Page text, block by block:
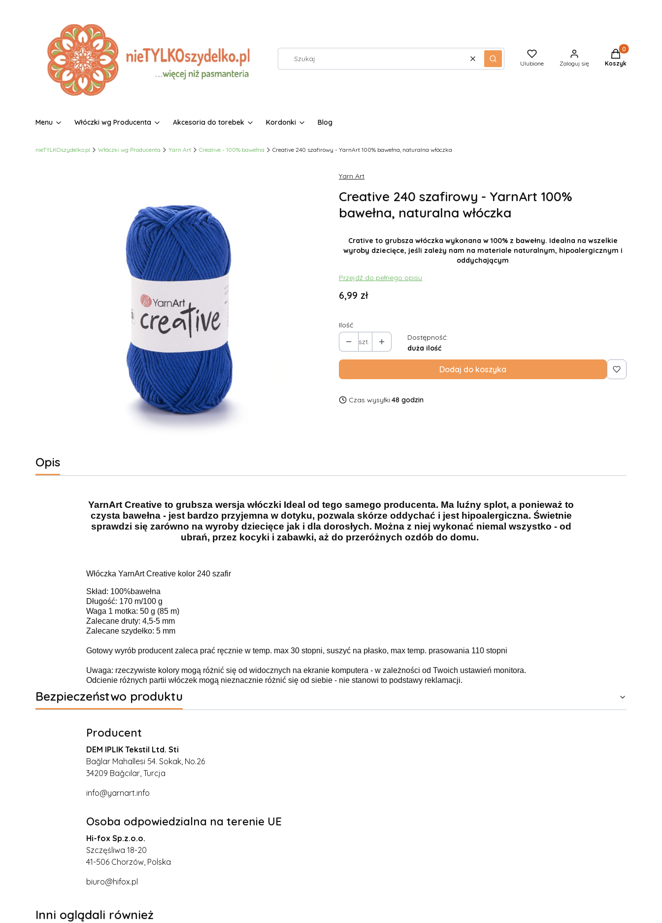
WyczyśćSzukaj Ulubione Zaloguj się
Produkty w
Koszyk
Menu Włóczki wg Producenta Akcesoria do torebek Kordonki Blog
nieTYLKOszydelko.pl Włóczki wg Producenta Yarn Art Creative - 100% bawełna Creative 240 szafirowy - YarnArt 100% bawełna, naturalna włóczka
Yarn Art
Creative 240 szafirowy - YarnArt 100%
bawełna, naturalna włóczka
Crative to grubsza włóczka wykonana w 100% z bawełny. Idealna na wszelkie
wyroby dziecięce, jeśli zależy nam na materiale naturalnym, hipoalergicznym i
oddychającym
Przejdź do pełnego opisu
Cena
6,99 zł
Ilość
szt.
Dostępność:
duża ilość
Dodaj do koszyka
Czas wysyłki:48 godzin
Opis
YarnArt Creative to grubsza wersja włóczki Ideal od tego samego producenta. Ma luźny splot, a ponieważ to
czysta bawełna - jest bardzo przyjemna w dotyku, pozwala skórze oddychać i jest hipoalergiczna. Świetnie
sprawdzi się zarówno na wyroby dziecięce jak i dla dorosłych. Można z niej wykonać niemal wszystko - od
ubrań, przez kocyki i zabawki, aż do przeróżnych ozdób do domu.
Włóczka YarnArt Creative kolor 240 szafir
Skład: 100%bawełna
Długość: 170 m/100 g
Waga 1 motka: 50 g (85 m)
Zalecane druty: 4,5-5 mm
Zalecane szydełko: 5 mm
Gotowy wyrób producent zaleca prać ręcznie w temp. max 30 stopni, suszyć na płasko, max temp. prasowania 110 stopni
Uwaga: rzeczywiste kolory mogą różnić się od widocznych na ekranie komputera - w zależności od Twoich ustawień monitora.
Odcienie różnych partii włóczek mogą nieznacznie różnić się od siebie - nie stanowi to podstawy reklamacji.
Bezpieczeństwo produktu
Producent
DEM IPLIK Tekstil Ltd. Sti
Bağlar Mahallesi 54. Sokak, No.26
34209 Bağcılar, Turcja
info@yarnart.info
Osoba odpowiedzialna na terenie UE
Hi-fox Sp.z.o.o.
Szczęśliwa 18-20
41-506 Chorzów, Polska
biuro@hifox.pl
Inni oglądali również